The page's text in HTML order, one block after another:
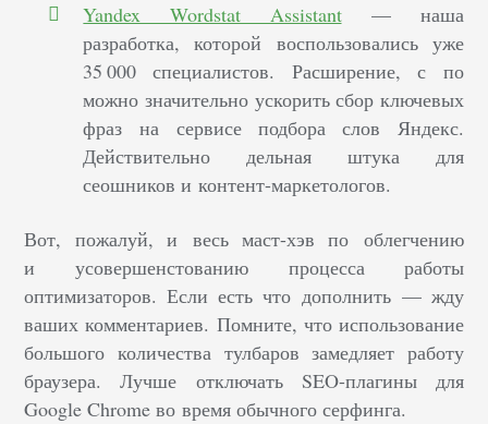
Yandex Wordstat Assistant— наша
разработка, которой воспользовались уже
35 000 специалистов. Расширение, с по
можно значительно ускорить сбор ключевых
фраз на сервисе подбора слов Яндекс.
Действительно дельная штука для
сеошников и контент-маркетологов.
Вот, пожалуй, и весь маст-хэв по облегчению
и усовершенстованию процесса работы
оптимизаторов. Если есть что дополнить — жду
ваших комментариев. Помните, что использование
большого количества тулбаров замедляет работу
браузера. Лучше отключать SEO-плагины для
Google Chrome во время обычного серфинга.